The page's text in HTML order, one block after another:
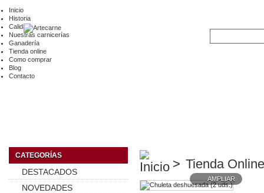
Inicio
Historia
Calidad
Nuestras carnicerías
Ganadería
Tienda online
Como comprar
Blog
Contacto
CATEGORÍAS
DESTACADOS
NOVEDADES
> Tienda
AMPLIAR